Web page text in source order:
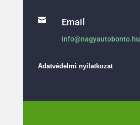
 Email
info@nagyautobonto.hu
Adatvédelmi nyilatkozat